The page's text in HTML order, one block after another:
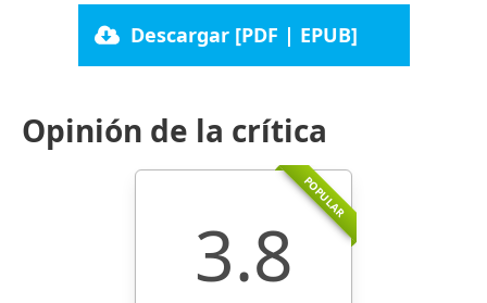
Descargar [PDF | EPUB]
Opinión de la crítica
POPULAR
3.8